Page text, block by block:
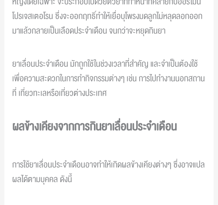
โปรเจสเตอโรน ซึ่งจะออกฤทธิ์ทำให้เยื่อบุโพรงมดลูกไม่หลุดลอกออก
มาแล้วกลายเป็นเลือดประจำเดือน จนกว่าจะหยุดกินยา
ยาเลื่อนประจำเดือน มักถูกใช้ในช่วงเวลาที่สำคัญ และจำเป็นต้องใช้
เพื่อความสะดวกในการทำกิจกรรมต่างๆ เช่น การไปทำงานนอกสถาน
ที่ เที่ยวทะเลหรือเที่ยวต่างประเทศ
ผลข้างเคียงจากการกินยาเลื่อนประจำเดือน
การใช้ยาเลื่อนประจำเดือนอาจทำให้เกิดผลข้างเคียงต่างๆ ซึ่งอาจแปล
ผลได้ตามบุคคล ดังนี้